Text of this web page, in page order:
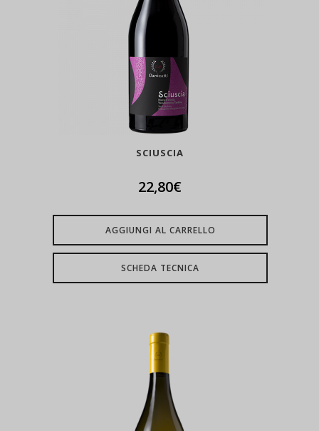
SCIUSCIA
22,80€
AGGIUNGI AL CARRELLO
SCHEDA TECNICA